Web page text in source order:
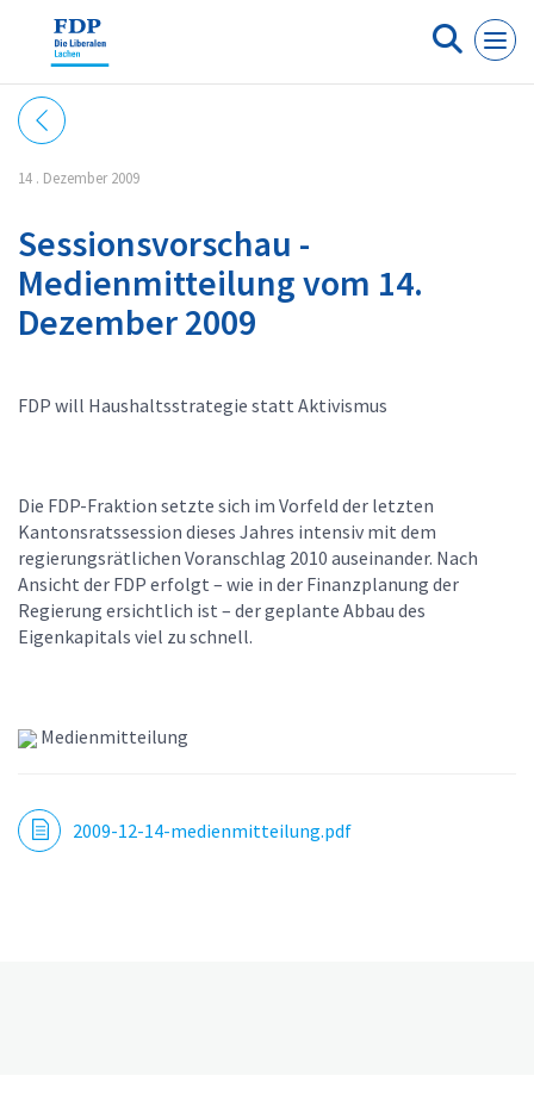
14 . Dezember 2009
Sessionsvorschau -
Medienmitteilung vom 14.
Dezember 2009
FDP will Haushaltsstrategie statt Aktivismus
Die FDP-Fraktion setzte sich im Vorfeld der letzten
Kantonsratssession dieses Jahres intensiv mit dem
regierungsrätlichen Voranschlag 2010 auseinander. Nach
Ansicht der FDP erfolgt – wie in der Finanzplanung der
Regierung ersichtlich ist – der geplante Abbau des
Eigenkapitals viel zu schnell.
Medienmitteilung
2009-12-14-medienmitteilung.pdf
Cookie-Einstellungen